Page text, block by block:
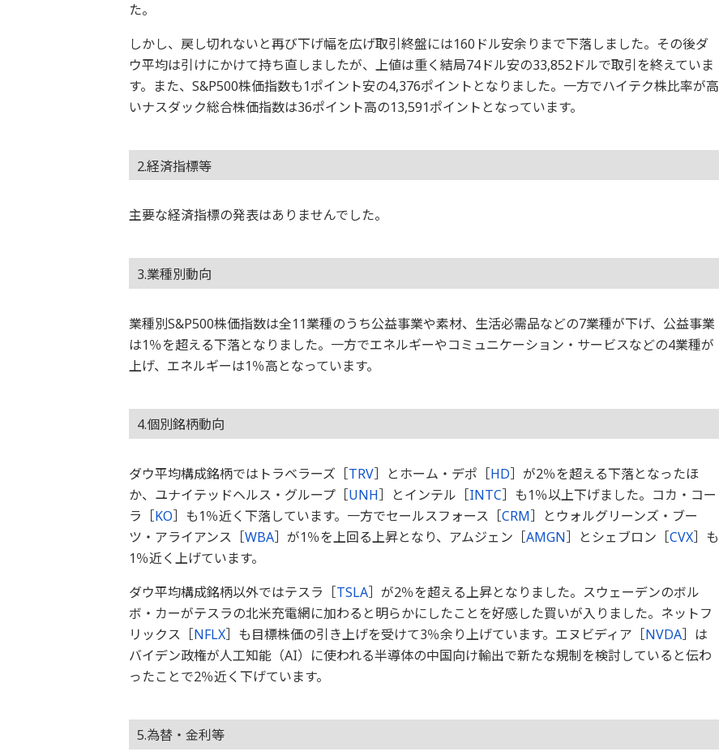
た。
しかし、戻し切れないと再び下げ幅を広げ取引終盤には160ドル安余りまで下落しました。その後ダ
ウ平均は引けにかけて持ち直しましたが、上値は重く結局74ドル安の33,852ドルで取引を終えていま
す。また、S&P500株価指数も1ポイント安の4,376ポイントとなりました。一方でハイテク株比率が高
いナスダック総合株価指数は36ポイント高の13,591ポイントとなっています。
2.経済指標等
主要な経済指標の発表はありませんでした。
3.業種別動向
業種別S&P500株価指数は全11業種のうち公益事業や素材、生活必需品などの7業種が下げ、公益事業
は1％を超える下落となりました。一方でエネルギーやコミュニケーション・サービスなどの4業種が
上げ、エネルギーは1％高となっています。
4.個別銘柄動向
ダウ平均構成銘柄ではトラベラーズ［TRV］とホーム・デポ［HD］が2％を超える下落となったほ
か、ユナイテッドヘルス・グループ［UNH］とインテル［INTC］も1％以上下げました。コカ・コー
ラ［KO］も1％近く下落しています。一方でセールスフォース［CRM］とウォルグリーンズ・ブー
ツ・アライアンス［WBA］が1％を上回る上昇となり、アムジェン［AMGN］とシェブロン［CVX］も
1％近く上げています。
ダウ平均構成銘柄以外ではテスラ［TSLA］が2％を超える上昇となりました。スウェーデンのボル
ボ・カーがテスラの北米充電網に加わると明らかにしたことを好感した買いが入りました。ネットフ
リックス［NFLX］も目標株価の引き上げを受けて3％余り上げています。エヌビディア［NVDA］は
バイデン政権が人工知能（AI）に使われる半導体の中国向け輸出で新たな規制を検討していると伝わ
ったことで2％近く下げています。
5.為替・金利等